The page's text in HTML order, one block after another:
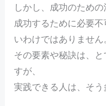
しかし、成功のための
成功するために必要
いわけではありません。
その要素や秘訣は、
すが、
実践できる人は、そう